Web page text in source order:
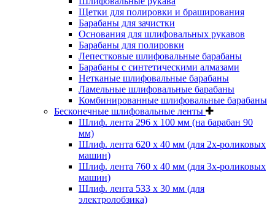
Щетки для полировки и браширования
Барабаны для зачистки
Основания для шлифовальных рукавов
Барабаны для полировки
Лепестковые шлифовальные барабаны
Барабаны с синтетическими алмазами
Нетканые шлифовальные барабаны
Ламельные шлифовальные барабаны
Комбинированные шлифовальные барабаны
Бесконечные шлифовальные ленты
Шлиф. лента 296 х 100 мм (на барабан 90
мм)
Шлиф. лента 620 х 40 мм (для 2х-роликовых
машин)
Шлиф. лента 760 х 40 мм (для 3х-роликовых
машин)
Шлиф. лента 533 х 30 мм (для
электролобзика)